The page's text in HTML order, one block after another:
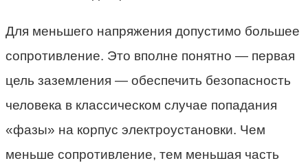
Для меньшего напряжения допустимо большее
сопротивление. Это вполне понятно — первая
цель заземления — обеспечить безопасность
человека в классическом случае попадания
«фазы» на корпус электроустановки. Чем
меньше сопротивление, тем меньшая часть